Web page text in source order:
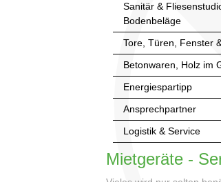
Sanitär &
Bodenbeläge
Tore, Türen, Fenster
Betonwaren, Holz im
Energiespartipp
Ansprechpartner
Logistik & Service
Mietgeräte -